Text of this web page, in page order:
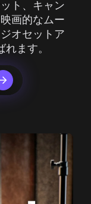
ト、キャン
画的なムー
オセットア
ます。